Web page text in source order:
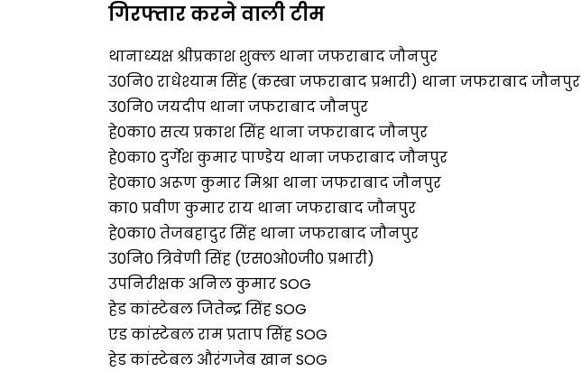
गिरफ्तार करने वाली टीम
थानाध्यक्ष श्रीप्रकाश शुक्ल थाना जफराबाद जौनपुर
उ0नि0 राधेश्याम सिंह (कस्बा जफराबाद प्रभारी) थाना जफराबाद जौनपुर
उ0नि0 जयदीप थाना जफराबाद जौनपुर
हे0का0 सत्य प्रकाश सिंह थाना जफराबाद जौनपुर
हे0का0 दुर्गेश कुमार पाण्डेय थाना जफराबाद जौनपुर
हे0का0 अरूण कुमार मिश्रा थाना जफराबाद जौनपुर
का0 प्रवीण कुमार राय थाना जफराबाद जौनपुर
हे0का0 तेजबहादुर सिंह थाना जफराबाद जौनपुर
उ0नि0 त्रिवेणी सिंह (एस0ओ0जी0 प्रभारी)
उपनिरीक्षक अनिल कुमार SOG
हेड कांस्टेबल जितेन्द्र सिंह SOG
एड कांस्टेबल राम प्रताप सिंह SOG
हेड कांस्टेबल औरंगजेब खान SOG